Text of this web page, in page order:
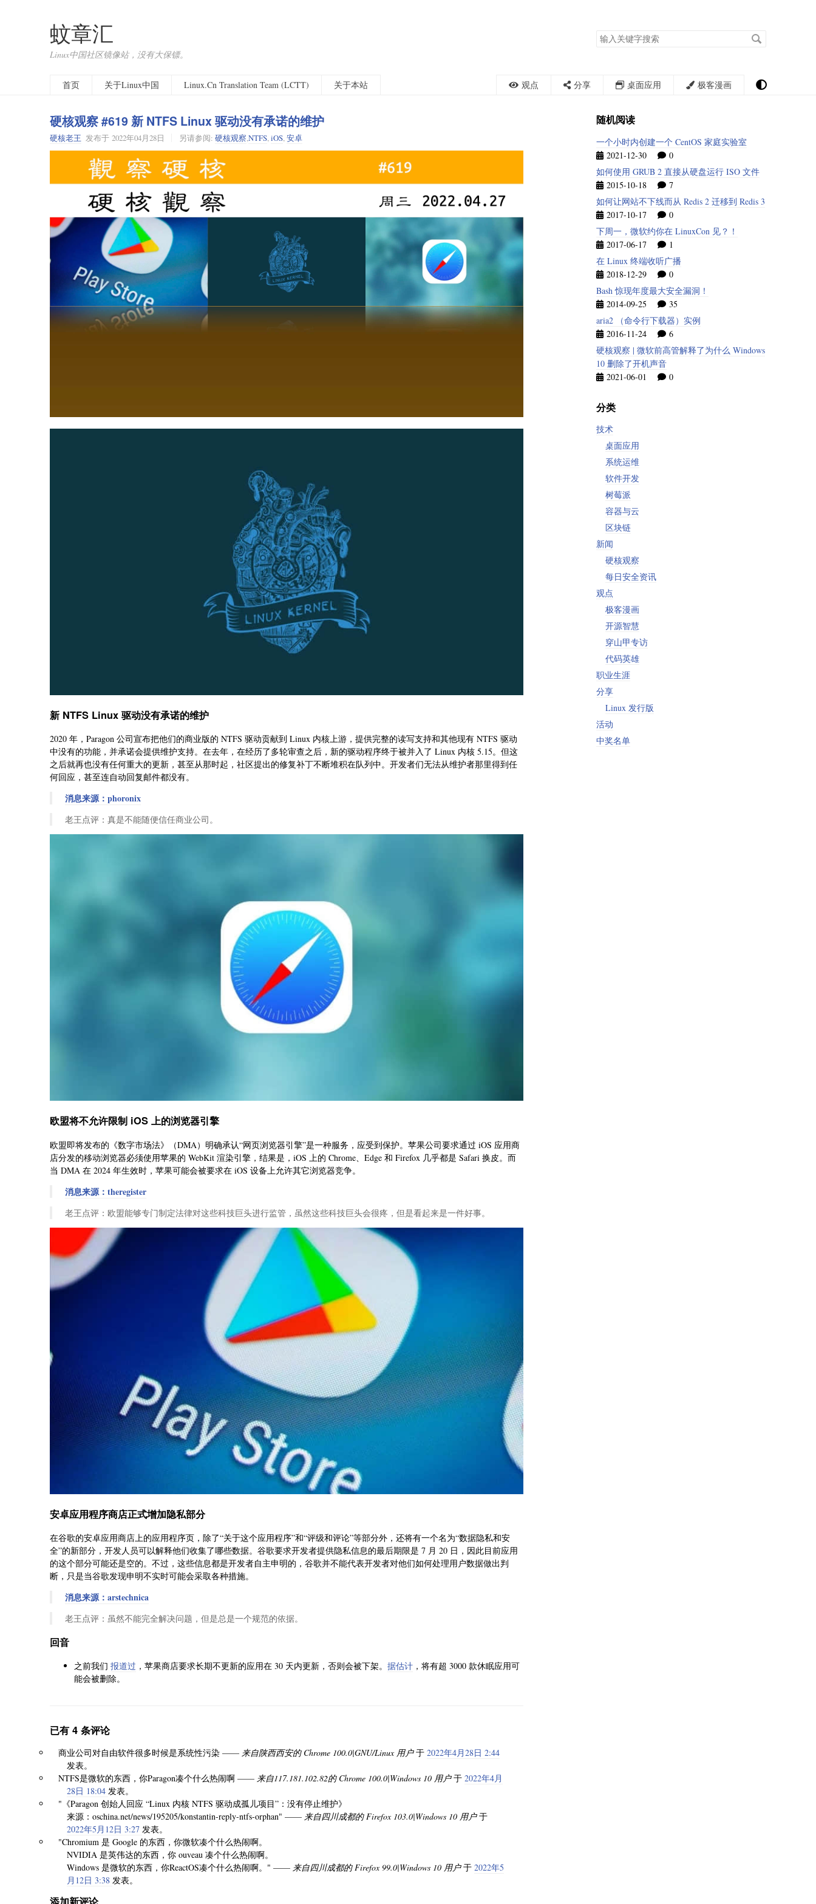
蚊章汇
Linux中国社区镜像站，没有大保镖。
搜
索
首页
关于Linux中国 Linux.Cn Translation Team (LCTT) 关于本站 观点 分享 桌面应用 极客漫画
硬核观察 #619 新 NTFS Linux 驱动没有承诺的维护
硬核老王 发布于 2022年04月28日 另请参阅: 硬核观察,NTFS,iOS,安卓
新 NTFS Linux 驱动没有承诺的维护
2020 年，Paragon 公司宣布把他们的商业版的 NTFS 驱动贡献到 Linux 内核上游，提供完整的读写支持和其他现有 NTFS 驱动
中没有的功能，并承诺会提供维护支持。在去年，在经历了多轮审查之后，新的驱动程序终于被并入了 Linux 内核 5.15。但这
之后就再也没有任何重大的更新，甚至从那时起，社区提出的修复补丁不断堆积在队列中。开发者们无法从维护者那里得到任
何回应，甚至连自动回复邮件都没有。
消息来源：phoronix
老王点评：真是不能随便信任商业公司。
欧盟将不允许限制 iOS 上的浏览器引擎
欧盟即将发布的《数字市场法》（DMA）明确承认“网页浏览器引擎”是一种服务，应受到保护。苹果公司要求通过 iOS 应用商
店分发的移动浏览器必须使用苹果的 WebKit 渲染引擎，结果是，iOS 上的 Chrome、Edge 和 Firefox 几乎都是 Safari 换皮。而
当 DMA 在 2024 年生效时，苹果可能会被要求在 iOS 设备上允许其它浏览器竞争。
消息来源：theregister
老王点评：欧盟能够专门制定法律对这些科技巨头进行监管，虽然这些科技巨头会很疼，但是看起来是一件好事。
安卓应用程序商店正式增加隐私部分
在谷歌的安卓应用商店上的应用程序页，除了“关于这个应用程序”和“评级和评论”等部分外，还将有一个名为“数据隐私和安
全”的新部分，开发人员可以解释他们收集了哪些数据。谷歌要求开发者提供隐私信息的最后期限是 7 月 20 日，因此目前应用
的这个部分可能还是空的。不过，这些信息都是开发者自主申明的，谷歌并不能代表开发者对他们如何处理用户数据做出判
断，只是当谷歌发现申明不实时可能会采取各种措施。
消息来源：arstechnica
老王点评：虽然不能完全解决问题，但是总是一个规范的依据。
回音
之前我们 报道过 ，苹果商店要求长期不更新的应用在 30 天内更新，否则会被下架。 据估计 ，将有超 3000 款休眠应用可
能会被删除。
已有 4 条评论
商业公司对自由软件很多时候是系统性污染 —— 来自陕西西安的 Chrome 100.0|GNU/Linux 用户于 2022年4月28日 2:44
发表。
NTFS是微软的东西，你Paragon凑个什么热闹啊 —— 来自117.181.102.82的 Chrome 100.0|Windows 10 用户于 2022年4月
28日 18:04 发表。
"《Paragon 创始人回应 “Linux 内核 NTFS 驱动成孤儿项目”：没有停止维护》
来源：oschina.net/news/195205/konstantin-reply-ntfs-orphan" —— 来自四川成都的 Firefox 103.0|Windows 10 用户于
2022年5月12日 3:27 发表。
"Chromium 是 Google 的东西，你微软凑个什么热闹啊。
NVIDIA 是英伟达的东西，你 ouveau 凑个什么热闹啊。
Windows 是微软的东西，你ReactOS凑个什么热闹啊。" —— 来自四川成都的 Firefox 99.0|Windows 10 用户于 2022年5
月12日 3:38 发表。
随机阅读
一个小时内创建一个 CentOS 家庭实验室
2021-12-30
0
如何使用 GRUB 2 直接从硬盘运行 ISO 文件
2015-10-18
7
如何让网站不下线而从 Redis 2 迁移到 Redis 3
2017-10-17
0
下周一，微软约你在 LinuxCon 见？！
2017-06-17
1
在 Linux 终端收听广播
2018-12-29
0
Bash 惊现年度最大安全漏洞！
2014-09-25
35
aria2 （命令行下载器）实例
2016-11-24
6
硬核观察 | 微软前高管解释了为什么 Windows
10 删除了开机声音
2021-06-01
0
分类
技术
桌面应用
系统运维
软件开发
树莓派
容器与云
区块链
新闻
硬核观察
每日安全资讯
观点
极客漫画
开源智慧
穿山甲专访
代码英雄
职业生涯
分享
Linux 发行版
活动
中奖名单